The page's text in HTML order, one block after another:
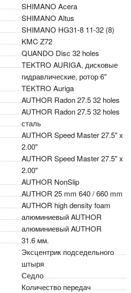
SHIMANO Acera
SHIMANO Altus
SHIMANO HG31-8 11-32 (8)
KMC Z72
QUANDO Disc 32 holes
TEKTRO AURIGA, дисковые
гидравлические, ротор 6"
TEKTRO Auriga
AUTHOR Radon 27.5 32 holes
AUTHOR Radon 27.5 32 holes
сталь
AUTHOR Speed Master 27.5" x
2.00"
AUTHOR Speed Master 27.5" x
2.00"
AUTHOR NonSlip
AUTHOR 25 mm 640 / 660 mm
AUTHOR high density foam
алюминиевый AUTHOR
алюминиевый AUTHOR
31.6 мм.
Эксцентрик подседельного
штыря
Седло
Количество передач